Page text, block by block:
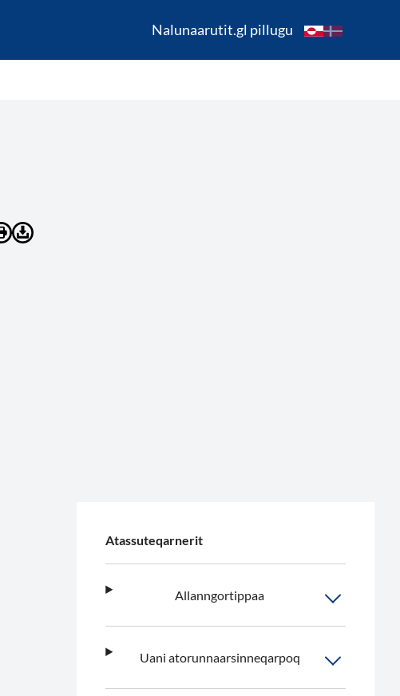
Nalunaarutit.gl pillugu
Atassuteqarnerit
Allanngortippaa
Uani atorunnaarsinneqarpoq